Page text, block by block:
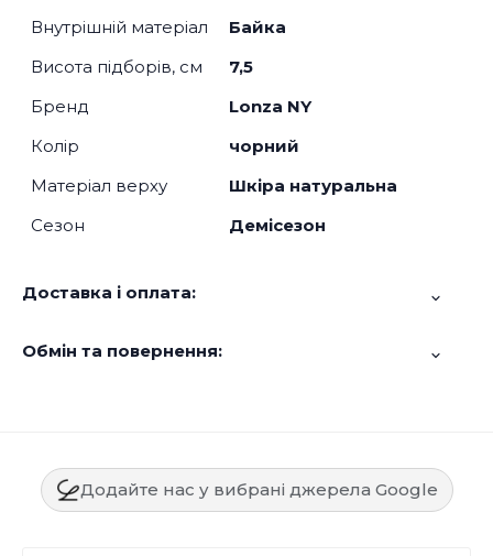
Внутрішній матеріал
Байка
Висота підборів, см
7,5
Бренд
Lonza NY
Колір
чорний
Матеріал верху
Шкіра натуральна
Сезон
Демісезон
Доставка і оплата:
Обмін та повернення:
Додайте нас у вибрані джерела Google